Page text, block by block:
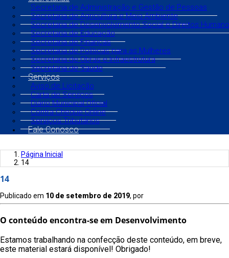
Secretaria de Administração e Gestão de Pessoas
Secretaria de Agricultura e Meio Ambiente
Secretaria de Desenvolvimento Social e Direitos
Secretaria de Educação
Secretaria de Finanças
Secretaria de Políticas para as Mulheres
Secretaria de Obras e Infraestrutura
Secretaria de Saúde
Serviços
Aviso de Licitação
Carta de Serviços
Diário Municipal Oficial
Contra Cheque Online
Serviços Tributários
Fale Conosco
Página Inicial
14
14
Publicado em 10 de setembro de 2019, por
O conteúdo encontra-se em Desenvolvimento
Estamos trabalhando na confecção deste conteúdo, em breve,
este material estará disponível! Obrigado!